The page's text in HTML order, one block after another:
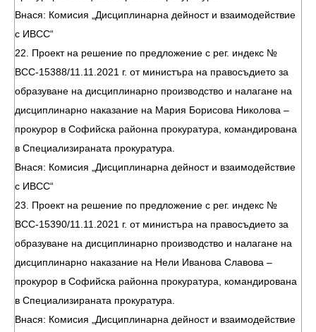
Внася: Комисия „Дисциплинарна дейност и взаимодействие
с ИВСС“
22. Проект на решение по предложение с рег. индекс №
ВСС-15388/11.11.2021 г. от министъра на правосъдието за
образуване на дисциплинарно производство и налагане на
дисциплинарно наказание на Мария Борисова Николова –
прокурор в Софийска районна прокуратура, командирована
в Специализираната прокуратура.
Внася: Комисия „Дисциплинарна дейност и взаимодействие
с ИВСС“
23. Проект на решение по предложение с рег. индекс №
ВСС-15390/11.11.2021 г. от министъра на правосъдието за
образуване на дисциплинарно производство и налагане на
дисциплинарно наказание на Нели Иванова Славова –
прокурор в Софийска районна прокуратура, командирована
в Специализираната прокуратура.
Внася: Комисия „Дисциплинарна дейност и взаимодействие